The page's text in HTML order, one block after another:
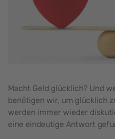
Macht Geld glücklich? Und
benötigen wir, um glücklich
werden immer wieder
eine eindeutige Antwort